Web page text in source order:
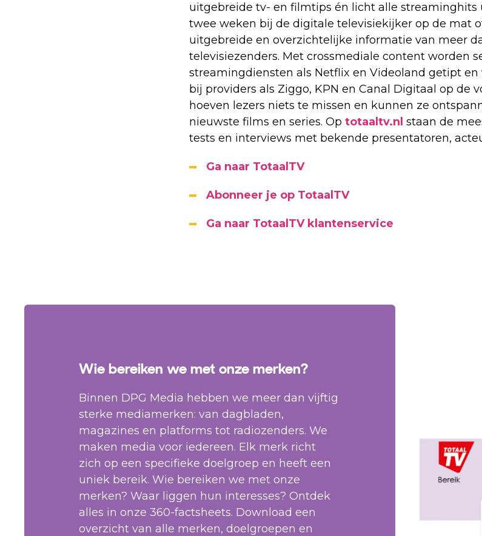
uitgebreide tv- en filmtips én licht alle streaminghits
twee weken bij de digitale televisiekijker op de mat
uitgebreide en overzichtelijke informatie van meer
televisiezenders. Met crossmediale content worden
streamingdiensten als Netflix en Videoland getipt
bij providers als Ziggo, KPN en Canal Digitaal op de
hoeven lezers niets te missen en kunnen ze
nieuwste films en series. Op totaaltv.nl staan de
tests en interviews met bekende presentatoren,
Ga naar TotaalTV
Abonneer je op TotaalTV
Ga naar TotaalTV klantenservice
Wie bereiken we met onze merken?
Binnen DPG Media hebben we meer dan vijftig
sterke mediamerken: van dagbladen,
magazines en platforms tot radiozenders. We
maken media voor iedereen. Elk merk richt
zich op een specifieke doelgroep en heeft een
uniek bereik. Wie bereiken we met onze
merken? Waar liggen hun interesses? Ontdek
alles in onze 360-factsheets. Download een
overzicht van alle merken, doelgroepen en